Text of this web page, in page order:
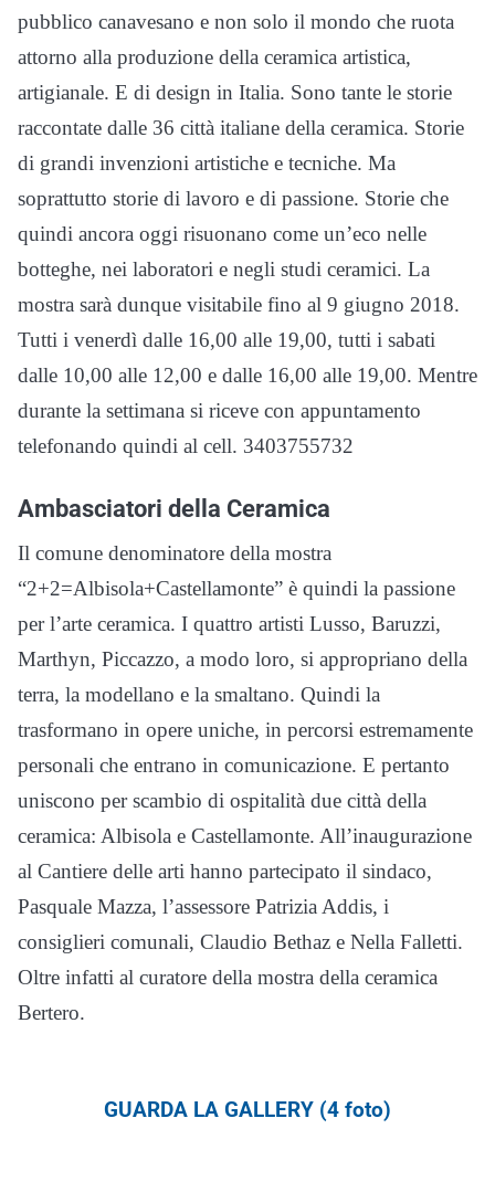
pubblico canavesano e non solo il mondo che ruota
attorno alla produzione della ceramica artistica,
artigianale. E di design in Italia. Sono tante le storie
raccontate dalle 36 città italiane della ceramica. Storie
di grandi invenzioni artistiche e tecniche. Ma
soprattutto storie di lavoro e di passione. Storie che
quindi ancora oggi risuonano come un’eco nelle
botteghe, nei laboratori e negli studi ceramici. La
mostra sarà dunque visitabile fino al 9 giugno 2018.
Tutti i venerdì dalle 16,00 alle 19,00, tutti i sabati
dalle 10,00 alle 12,00 e dalle 16,00 alle 19,00. Mentre
durante la settimana si riceve con appuntamento
telefonando quindi al cell. 3403755732
Ambasciatori della Ceramica
Il comune denominatore della mostra
“2+2=Albisola+Castellamonte” è quindi la passione
per l’arte ceramica. I quattro artisti Lusso, Baruzzi,
Marthyn, Piccazzo, a modo loro, si appropriano della
terra, la modellano e la smaltano. Quindi la
trasformano in opere uniche, in percorsi estremamente
personali che entrano in comunicazione. E pertanto
uniscono per scambio di ospitalità due città della
ceramica: Albisola e Castellamonte. All’inaugurazione
al Cantiere delle arti hanno partecipato il sindaco,
Pasquale Mazza, l’assessore Patrizia Addis, i
consiglieri comunali, Claudio Bethaz e Nella Falletti.
Oltre infatti al curatore della mostra della ceramica
Bertero.
GUARDA LA GALLERY (4 foto)